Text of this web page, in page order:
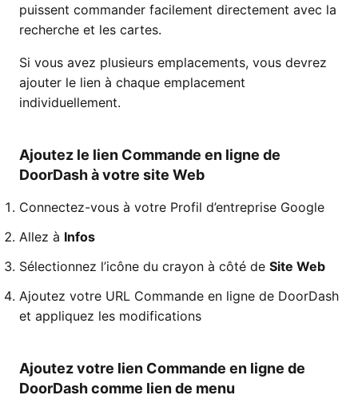
puissent commander facilement directement avec la
recherche et les cartes.
Si vous avez plusieurs emplacements, vous devrez
ajouter le lien à chaque emplacement
individuellement.
Ajoutez le lien Commande en ligne de
DoorDash à votre site Web
Connectez-vous à votre Profil d’entreprise Google
Allez à Infos
Sélectionnez l’icône du crayon à côté de Site Web
Ajoutez votre URL Commande en ligne de DoorDash
et appliquez les modifications
Ajoutez votre lien Commande en ligne de
DoorDash comme lien de menu